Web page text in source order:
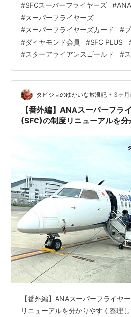
しずつ旅の計画を立て始めている
そんな中、ANAの「スーパーフライ
（SFC）」の基準が大きく変更され
び込んできました( ﾟДﾟ) ANAスーパ
（SFC）とは、ANAの「ダイヤモン
「プラチナサービス…
#SFCスーパーフライヤーズ #ANA
#スーパーフライヤーズ
#スーパーフライヤーズカード #
#ダイヤモンド会員 #SFC PLUS
#スターアライアンスゴールド #
タビジョのゆかいな放浪記 • 3ヶ月
【番外編】ANAスーパーフラ
(SFC)の制度リニューアルを分
【番外編】ANAスーパーフライヤ
リニューアルを分かりやすく整理し